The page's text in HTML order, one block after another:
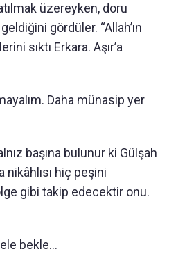
üzereyken, doru
gördüler. “Allah’ın
sıktı Erkara. Aşır’a
Daha münasip yer
başına bulunur ki Gülşah
hiç peşini
gibi takip edecektir onu.
bekle…